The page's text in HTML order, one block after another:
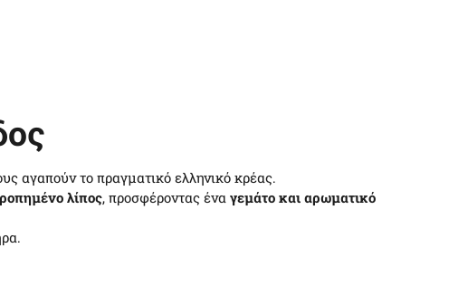
αγαπούν το πραγματικό ελληνικό κρέας.
λίπος, προσφέροντας ένα γεμάτο και αρωματικό